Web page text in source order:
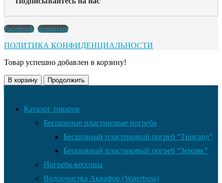
Facebook Instagram
ПОЛИТИКА КОНФИДЕНЦИАЛЬНОСТИ
Товар успешно добавлен в корзину!
В корзину Продолжить
Каталог товаров
Бесшовные пластиковые погреба
Бесшовный пластиковый погреб “Тингард”
Бесшовный пластиковый погреб “Земляк”
Погреба-кессоны
Водоочистка Аквафор (Waterboss)